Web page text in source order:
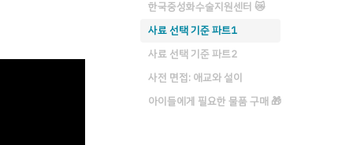
한국중성화수술지원센터 😿
사료 선택 기준 파트1
사료 선택 기준 파트2
사전 면접: 애교와 설이
아이들에게 필요한 물품 구매 🎁